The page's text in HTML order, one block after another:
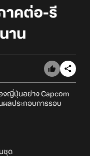
าคต่อ-รี
าน
งญี่ปุ่นอย่าง Capcom
ผลประกอบการรอบ
ชุด